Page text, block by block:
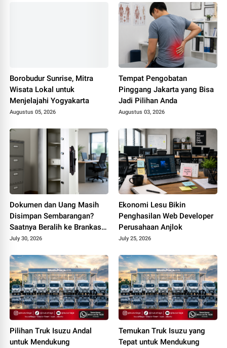
Borobudur Sunrise, Mitra
Wisata Lokal untuk
Menjelajahi Yogyakarta
Augustus 05, 2026
Tempat Pengobatan
Pinggang Jakarta yang Bisa
Jadi Pilihan Anda
Augustus 03, 2026
Dokumen dan Uang Masih
Disimpan Sembarangan?
Saatnya Beralih ke Brankas
Kantor
July 30, 2026
Ekonomi Lesu Bikin
Penghasilan Web Developer
Perusahaan Anjlok
July 25, 2026
Pilihan Truk Isuzu Andal
untuk Mendukung
Temukan Truk Isuzu yang
Tepat untuk Mendukung